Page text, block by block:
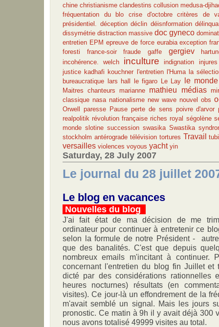
chine christianisme clandestins collusion medusa-
fréquentation du blo
crise d'octobre
critères de
présidentiel.
déception déclin déisnformation
dissymétrie distraction massive doc gyneco
entretien EPM epreuve de force eurabia exception
foresti
france-soir fraude gaffe gergiev
incohérence. welch
inculture indignation
injures
justice kadhafi kouchner l'entretien l'Huma
la
bureaucratique
lars hall le figaro Le Lay le monde
Maitres chanteurs marianne mathieu médias
classique nasa nationalisme new wave nouvel obs
Orwell paresse Pause perte de sens poivre d'arvor
realpolitik révolution française riches royal ségolène
monde slotine succession swasika Swastika
stockholm antérograde télévision tortures Travail
versailles violences voyous yacht yin
Saturday, 28 July 2007
Le journal du 28 juillet
Le blog en vacances
Nouvelles du blog
J'ai fait état de ma décision de me
ordinateur pour continuer à entretenir ce
selon la formule de notre Président -
que des banalités. C'est que depuis
nombreux emails m'incitant à continuer.
concernant l'entretien du blog fin Juillet et
dicté par des considérations rationnelles
heures nocturnes) résultats (en
visites). Ce jour-là un effondrement de la
m'avait semblé un signal. Mais les jours
pronostic. Ce matin à 9h il y avait déjà 300
nous avons totalisé 49999 visites au total.